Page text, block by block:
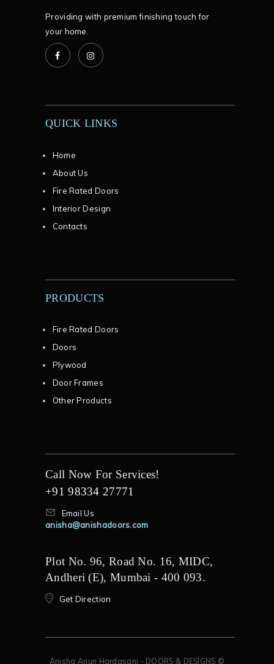
Providing with premium finishing touch for
your home.
QUICK LINKS
Home
About Us
Fire Rated Doors
Interior Design
Contacts
PRODUCTS
Fire Rated Doors
Doors
Plywood
Door Frames
Other Products
Call Now For Services!
+91 98334 27771
Email Us
anisha@anishadoors.com
Plot No. 96, Road No. 16, MIDC,
Andheri (E), Mumbai - 400 093.
Get Direction
Anisha Arjun Hardasani - DOORS & DESIGNS ©